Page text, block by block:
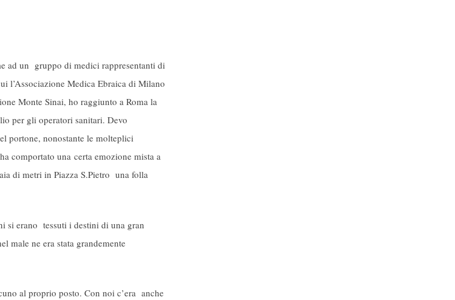
ad un gruppo di medici rappresentanti di
l’Associazione Medica Ebraica di Milano
Monte Sinai, ho raggiunto a Roma la
per gli operatori sanitari. Devo
portone, nonostante le molteplici
comportato una certa emozione mista a
di metri in Piazza S.Pietro una folla
si erano tessuti i destini di una gran
male ne era stata grandemente
al proprio posto. Con noi c’era anche